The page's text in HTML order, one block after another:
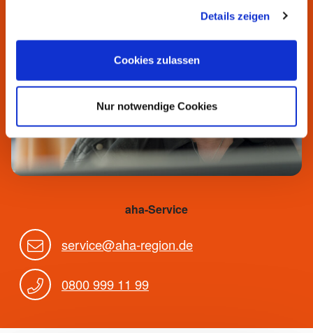
Details zeigen
Cookies zulassen
Nur notwendige Cookies
aha-Service
service@aha-region.de
0800 999 11 99